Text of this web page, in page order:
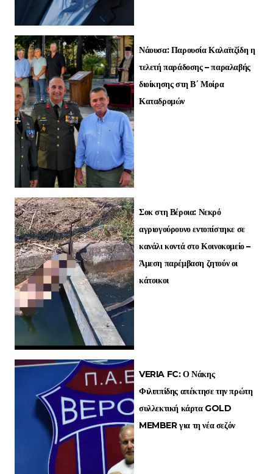
Νάουσα: Παρουσία Καλαϊτζίδη η
τελετή παράδοσης – παραλαβής
διοίκησης στη Β΄ Μοίρα
Καταδρομών
Σοκ στη Βέροια: Νεκρό
αγριογούρουνο εντοπίστηκε σε
κανάλι κοντά στο Κοινοκομείο –
Άμεση παρέμβαση ζητούν οι
κάτοικοι
VERIA FC: Ο Νάκης
Φιλιππίδης απέκτησε την πρώτη
συλλεκτική κάρτα GOLD
MEMBER για τη νέα σεζόν